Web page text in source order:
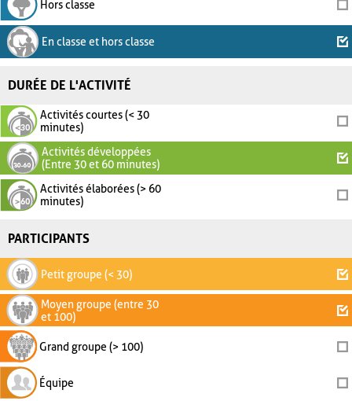
Hors classe
En classe et hors classe
DURÉE DE L'ACTIVITÉ
Activités courtes (< 30
minutes)
Activités développées
(Entre 30 et 60 minutes)
Activités élaborées (> 60
minutes)
PARTICIPANTS
Petit groupe (< 30)
Moyen groupe (entre 30
et 100)
Grand groupe (> 100)
Équipe